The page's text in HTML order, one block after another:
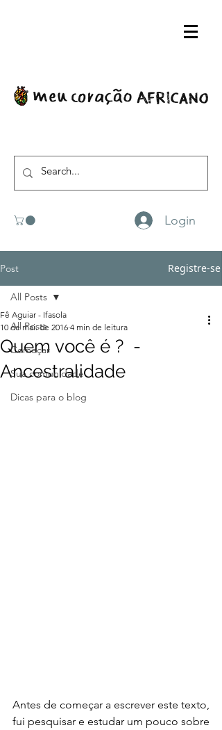
Login
Post Registre-se
All Posts
Começar
Sua comunidade
Dicas para o blog
All Posts
Quem você é ? -
Ancestralidade
Fê Aguiar - Ifasola
10 de mai. de 2016 4 min de leitura
Antes de começar a escrever este texto,
fui pesquisar e estudar um pouco sobre